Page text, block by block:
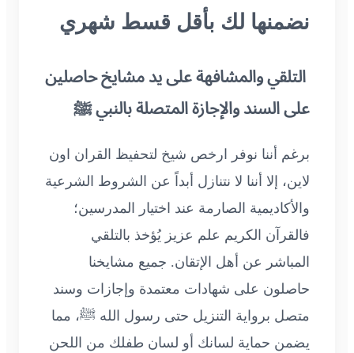
نضمنها لك بأقل قسط شهري
التلقي والمشافهة على يد مشايخ حاصلين
على السند والإجازة المتصلة بالنبي ﷺ
برغم أننا نوفر ارخص شيخ لتحفيظ القران اون
لاين، إلا أننا لا نتنازل أبداً عن الشروط الشرعية
والأكاديمية الصارمة عند اختيار المدرسين؛
فالقرآن الكريم علم عزيز يُؤخذ بالتلقي
المباشر عن أهل الإتقان. جميع مشايخنا
حاصلون على شهادات معتمدة وإجازات وسند
متصل برواية التنزيل حتى رسول الله ﷺ، مما
يضمن حماية لسانك أو لسان طفلك من اللحن